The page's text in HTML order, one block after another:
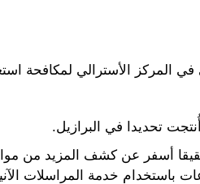
المركز الأسترالي لمكافحة
أسفر عن كشف المزيد من
باستخدام خدمة المراسلات